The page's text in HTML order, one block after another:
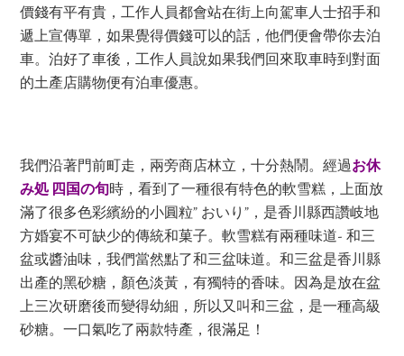
價錢有平有貴，工作人員都會站在街上向駕車人士招手和
遞上宣傳單，如果覺得價錢可以的話，他們便會帶你去泊
車。泊好了車後，工作人員說如果我們回來取車時到對面
的土產店購物便有泊車優惠。
我們沿著門前町走，兩旁商店林立，十分熱鬧。經過お休
み処 四国の旬時，看到了一種很有特色的軟雪糕，上面放
滿了很多色彩繽紛的小圓粒” おいり”，是香川縣西讚岐地
方婚宴不可缺少的傳統和菓子。軟雪糕有兩種味道- 和三
盆或醬油味，我們當然點了和三盆味道。和三盆是香川縣
出產的黑砂糖，顏色淡黃，有獨特的香味。因為是放在盆
上三次研磨後而變得幼細，所以又叫和三盆，是一種高級
砂糖。一口氣吃了兩款特產，很滿足！